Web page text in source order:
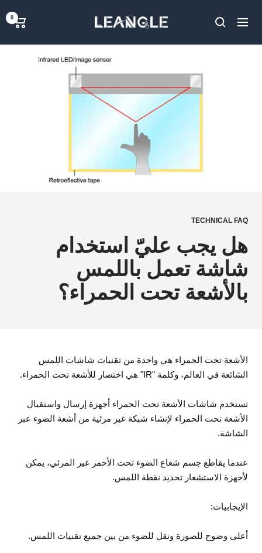
ملاحة
LGPC
0
TECHNICAL FAQ
هل يجب عليّ استخدام
شاشة تعمل باللمس
بالأشعة تحت الحمراء؟
الأشعة تحت الحمراء هي واحدة من تقنيات شاشات اللمس
الشائعة في العالم، وكلمة "IR" هي اختصار للأشعة تحت الحمراء.
تستخدم شاشات الأشعة تحت الحمراء أجهزة إرسال واستقبال
الأشعة تحت الحمراء لإنشاء شبكة غير مرئية من أشعة الضوء عبر
الشاشة.
عندما يقاطع جسم شعاع الضوء تحت الأحمر غير المرئي، يمكن
لأجهزة الاستشعار تحديد نقطة اللمس.
الإيجابيات:
أعلى وضوح للصورة ونقل للضوء من بين جميع تقنيات اللمس.